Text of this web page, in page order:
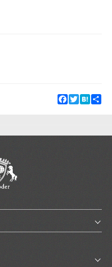
Facebook
TwitterHatena